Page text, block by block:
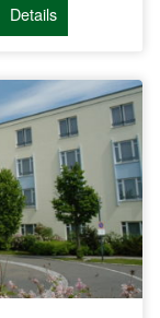
Details